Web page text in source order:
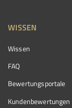
WISSEN
Wissen
FAQ
Bewertungsportale
Kundenbewertungen